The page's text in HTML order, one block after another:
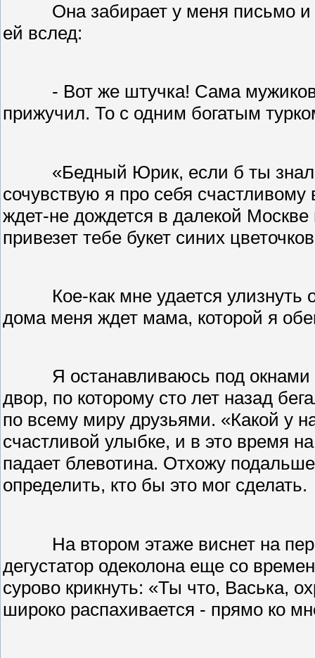
Она забирает у меня письмо
ей вслед:
- Вот же штучка! Сама мужиков
прижучил. То с одним богатым
«Бедный Юрик, если б ты
сочувствую я про себя
ждет-не дождется в далекой
привезет тебе букет синих
Кое-как мне удается
дома меня ждет мама, которой я
Я останавливаюсь под
двор, по которому сто лет назад
по всему миру друзьями. «Какой у
счастливой улыбке, и в это время
падает блевотина. Отхожу
определить, кто бы это мог сделать.
На втором этаже виснет на
дегустатор одеколона еще со
сурово крикнуть: «Ты что, Васька,
широко распахивается - прямо ко